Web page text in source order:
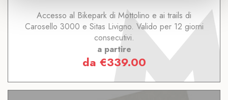
Accesso al Bikepark di Mottolino e ai trails di
Carosello 3000 e Sitas Livigno. Valido per 12 giorni
consecutivi.
a partire
da €339.00